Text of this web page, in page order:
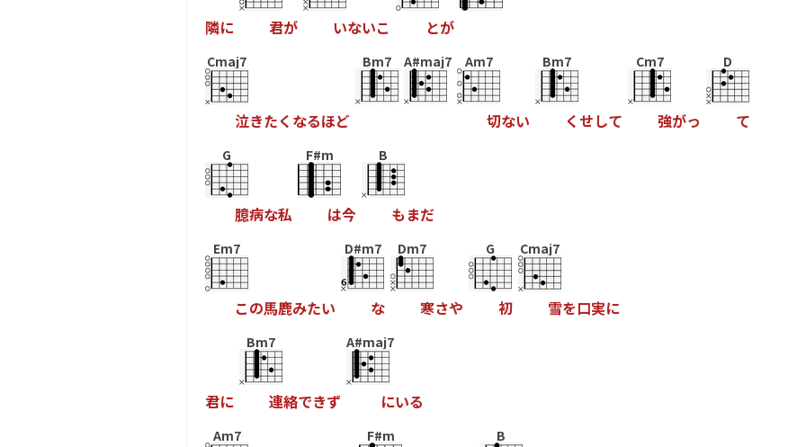
隣に 君が いないこ とが
Cmaj7
泣きたく なるほど
Bm7 A#maj7 Am7
切ない
Bm7
くせして
Cm7
強がっ
D
て
G
臆病な私
F#m
は今
B
もまだ
Em7
この馬鹿みたい
D#m7
な
Dm7
寒さや
G
初
Cmaj7
雪を口実に
君に
Bm7
連絡できず
A#maj7
にいる
Am7 F#m B